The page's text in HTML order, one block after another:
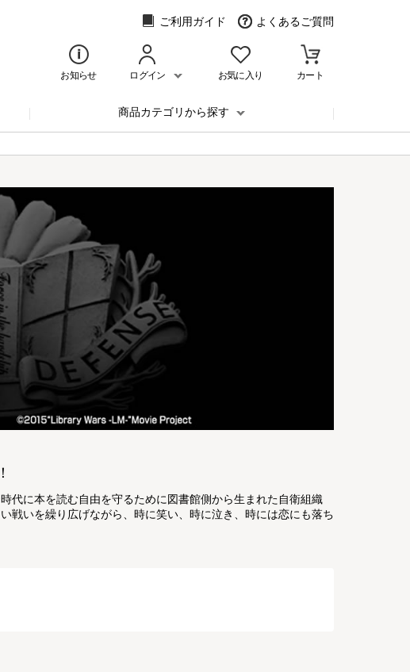
ご利用ガイド よくあるご質問
お知らせ ログイン お気に入り カート
商品カテゴリから探す
代に本を読む自由を守るために図書館側から生まれた自衛組織
戦いを繰り広げながら、時に笑い、時に泣き、時には恋にも落ち